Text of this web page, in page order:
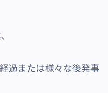
過または様々な後発事